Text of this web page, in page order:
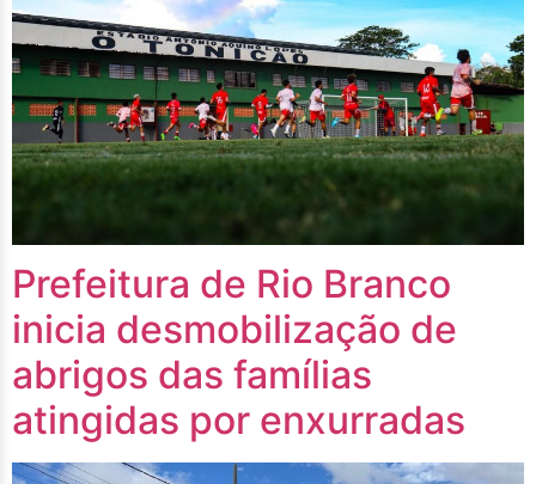
Prefeitura de Rio Branco
inicia desmobilização de
abrigos das famílias
atingidas por enxurradas